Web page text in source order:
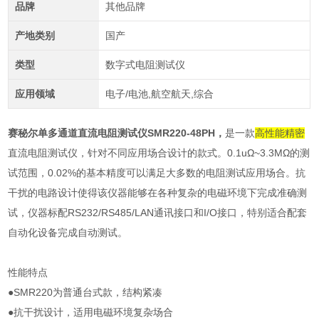
品牌 其他品牌
产地类别 国产
类型 数字式电阻测试仪
应用领域 电子/电池,航空航天,综合
赛秘尔单多通道直流电阻测试仪SMR220-48PH ，是一款高性能精密
直流电阻测试仪，针对不同应用场合设计的款式。0.1uΩ~3.3MΩ的测
试范围，0.02%的基本精度可以满足大多数的电阻测试应用场合。抗
干扰的电路设计使得该仪器能够在各种复杂的电磁环境下完成准确测
试，仪器标配RS232/RS485/LAN通讯接口和I/O接口，特别适合配套
自动化设备完成自动测试。
性能特点
●SMR220为普通台式款，结构紧凑
●抗干扰设计，适用电磁环境复杂场合